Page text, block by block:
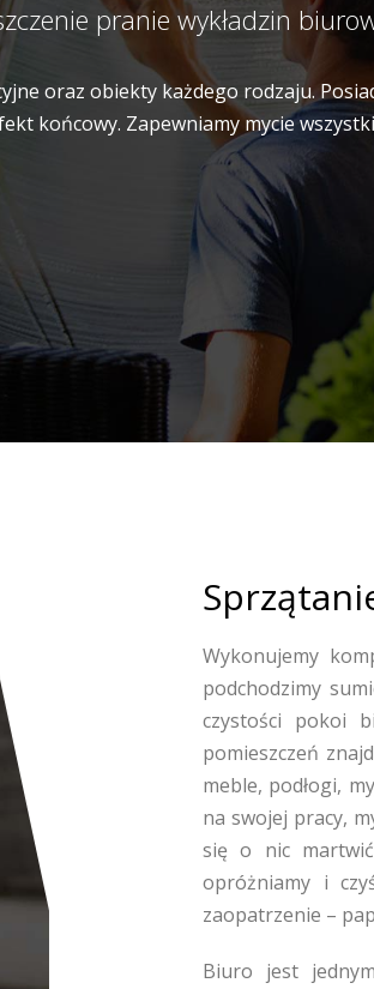
pranie wykładzin
oraz obiekty każdego rodzaju.
końcowy. Zapewniamy mycie
Wykonujemy
podchodzimy
czystości pokoi
pomieszczeń
meble, podłogi,
na swojej pracy,
się o nic
opróżniamy i
zaopatrzenie –
Biuro jest